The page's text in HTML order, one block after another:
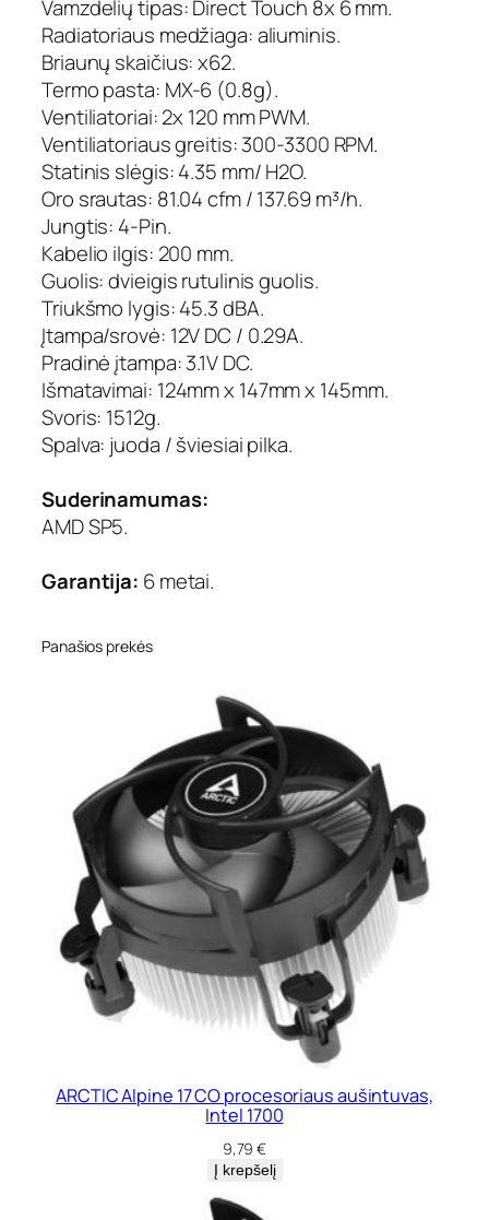
Vamzdelių tipas: Direct Touch 8x 6 mm.
Radiatoriaus medžiaga: aliuminis.
Briaunų skaičius: x62.
Termo pasta: MX-6 (0.8g).
Ventiliatoriai: 2x 120 mm PWM.
Ventiliatoriaus greitis: 300-3300 RPM.
Statinis slėgis: 4.35 mm/ H2O.
Oro srautas: 81.04 cfm / 137.69 m³/h.
Jungtis: 4-Pin.
Kabelio ilgis: 200 mm.
Guolis: dvieigis rutulinis guolis.
Triukšmo lygis: 45.3 dBA.
Įtampa/srovė: 12V DC / 0.29A.
Pradinė įtampa: 3.1V DC.
Išmatavimai: 124mm x 147mm x 145mm.
Svoris: 1512g.
Spalva: juoda / šviesiai pilka.
Suderinamumas:
AMD SP5.
Garantija: 6 metai.
Panašios prekės
ARCTIC Alpine 17 CO procesoriaus aušintuvas,
Intel 1700
9,79€
Į krepšelį